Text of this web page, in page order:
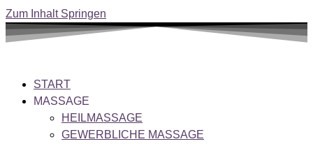
Zum Inhalt Springen
START
MASSAGE
HEILMASSAGE
GEWERBLICHE MASSAGE